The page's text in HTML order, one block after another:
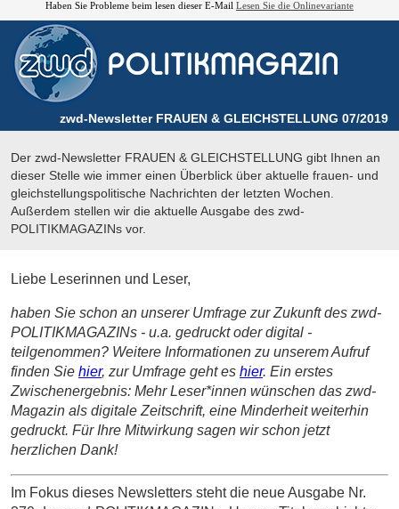
Haben Sie Probleme beim lesen dieser E-Mail Lesen Sie die Onlinevariante
zwd-Newsletter FRAUEN & GLEICHSTELLUNG 07/2019
Der zwd-Newsletter FRAUEN & GLEICHSTELLUNG gibt Ihnen an
dieser Stelle wie immer einen Überblick über aktuelle frauen- und
gleichstellungspolitische Nachrichten der letzten Wochen.
Außerdem stellen wir die aktuelle Ausgabe des zwd-
POLITIKMAGAZINs vor.
Liebe Leserinnen und Leser,
haben Sie schon an unserer Umfrage zur Zukunft des zwd-
POLITIKMAGAZINs - u.a. gedruckt oder digital -
teilgenommen? Weitere Informationen zu unserem Aufruf
finden Sie hier, zur Umfrage geht es hier. Ein erstes
Zwischenergebnis: Mehr Leser*innen wünschen das zwd-
Magazin als digitale Zeitschrift, eine Minderheit weiterhin
gedruckt. Für Ihre Mitwirkung sagen wir schon jetzt
herzlichen Dank!
Im Fokus dieses Newsletters steht die neue Ausgabe Nr.